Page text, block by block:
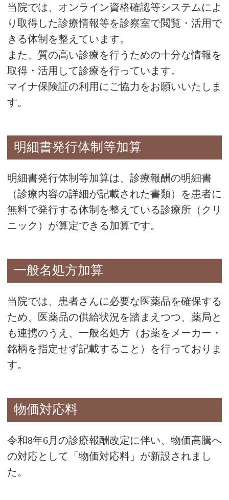
当院では、オンライン資格確認等システムによ
り取得した診療情報等を診察室で閲覧・活用で
きる体制を整えています。
また、質の高い診療を行うための十分な情報を
取得・活用して診療を行っています。
マイナ保険証の利用にご協力をお願いいたしま
す。
明細書発行体制等加算
明細書発行体制等加算は、診療報酬の明細書
（診療内容の詳細が記載された書類）を患者に
無料で発行する体制を整えている診療所（クリ
ニック）が算定できる加算です。
一般名処方加算
当院では、患者さんに必要な医薬品を確保する
ため、医薬品の供給状況を踏まえつつ、薬局と
も連携のうえ、一般名処方（お薬をメーカー・
銘柄を指定せず記載すること）を行っておりま
す。
物価対応料
令和8年6月の診療報酬改定に伴い、物価高騰へ
の対応として「物価対応料」が新設されまし
た。